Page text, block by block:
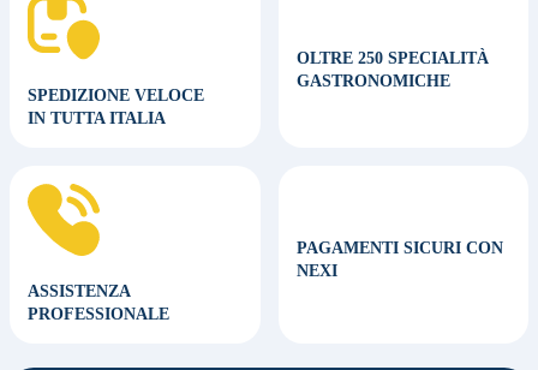
SPEDIZIONE VELOCE
IN TUTTA ITALIA
OLTRE 250 SPECIALITÀ
GASTRONOMICHE
ASSISTENZA
PROFESSIONALE
PAGAMENTI SICURI CON
NEXI